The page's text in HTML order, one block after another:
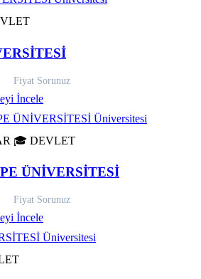
Fiyat Sorunuz
İncele
🎓 DEVLET
ÜNİVERSİTESİ
Fiyat Sorunuz
İncele